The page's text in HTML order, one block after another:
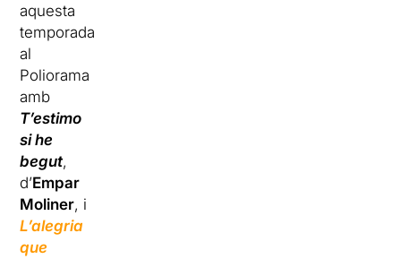
aquesta
temporada
al
Poliorama
amb
T’estimo
si he
begut,
d’Empar
Moliner, i
L’alegria
que